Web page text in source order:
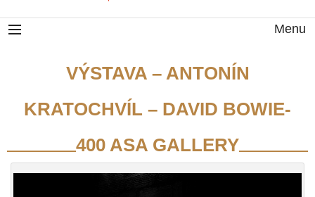
Menu
VÝSTAVA – ANTONÍN
KRATOCHVÍL – DAVID BOWIE-
400 ASA GALLERY